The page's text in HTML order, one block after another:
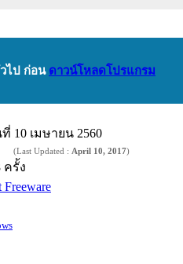
ไป ก่อน ดาวน์โหลดโปรแกรม
10 เมษายน 2560
(Last Updated : April 10, 2017)
ครั้ง